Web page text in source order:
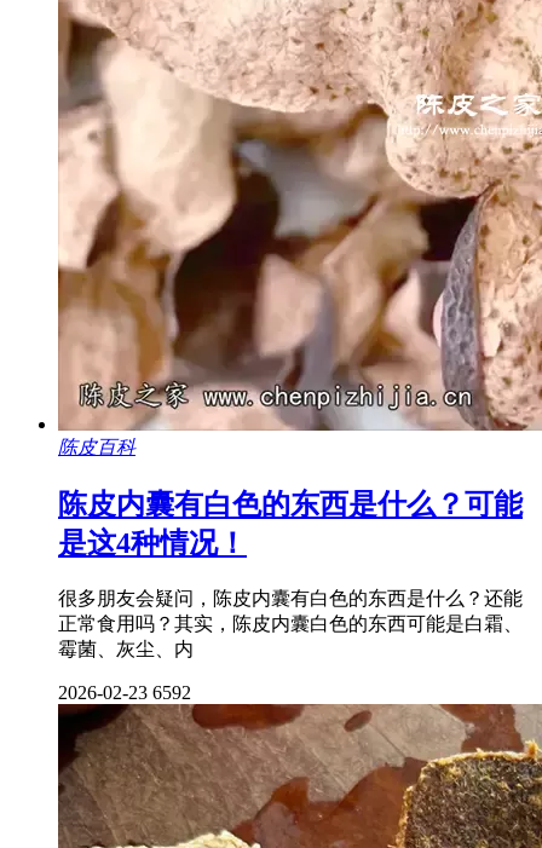
陈皮百科
陈皮内囊有白色的东西是什么？可能
是这4种情况！
很多朋友会疑问，陈皮内囊有白色的东西是什么？还能
正常食用吗？其实，陈皮内囊白色的东西可能是白霜、
霉菌、灰尘、内
2026-02-23 6592